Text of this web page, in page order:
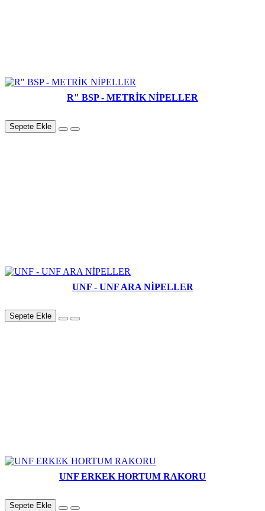
R" BSP - METRİK NİPELLER
Sepete Ekle
UNF - UNF ARA NİPELLER
Sepete Ekle
UNF ERKEK HORTUM RAKORU
Sepete Ekle